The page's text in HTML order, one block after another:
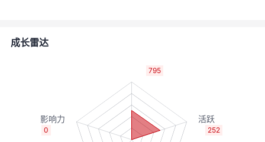
者
发
Programs
的
成长雷达
795
252
0